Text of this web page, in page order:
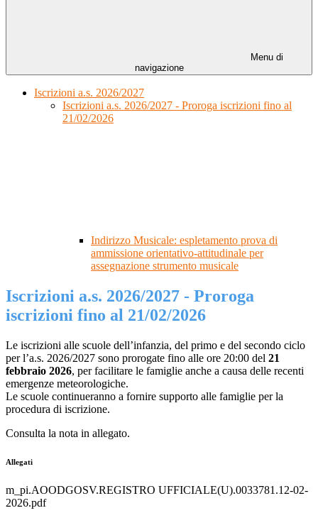
Menu di
navigazione
Iscrizioni a.s. 2026/2027
Iscrizioni a.s. 2026/2027 - Proroga iscrizioni fino al
21/02/2026
Indirizzo Musicale: espletamento prova di
ammissione orientativo-attitudinale per
assegnazione strumento musicale
Iscrizioni a.s. 2026/2027 - Proroga
iscrizioni fino al 21/02/2026
Le iscrizioni alle scuole dell’infanzia, del primo e del secondo ciclo
per l’a.s. 2026/2027 sono prorogate fino alle ore 20:00 del 21
febbraio 2026, per facilitare le famiglie anche a causa delle recenti
emergenze meteorologiche.
Le scuole continueranno a fornire supporto alle famiglie per la
procedura di iscrizione.
Consulta la nota in allegato.
Allegati
m_pi.AOODGOSV.REGISTRO UFFICIALE(U).0033781.12-02-
2026.pdf